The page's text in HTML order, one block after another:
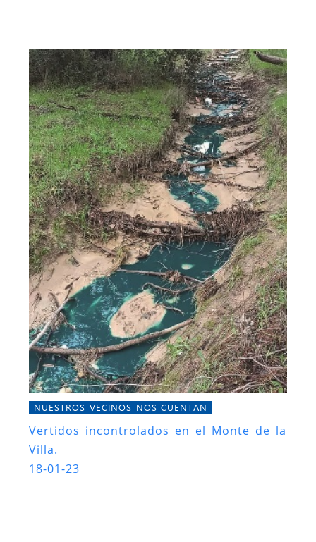
NUESTROS VECINOS NOS CUENTAN
Vertidos incontrolados en el Monte de la
Villa.
18-01-23